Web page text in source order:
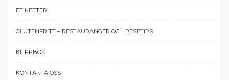
ETIKETTER
GLUTENFRITT – RESTAURANGER OCH RESETIPS
KLIPPBOK
KONTAKTA OSS